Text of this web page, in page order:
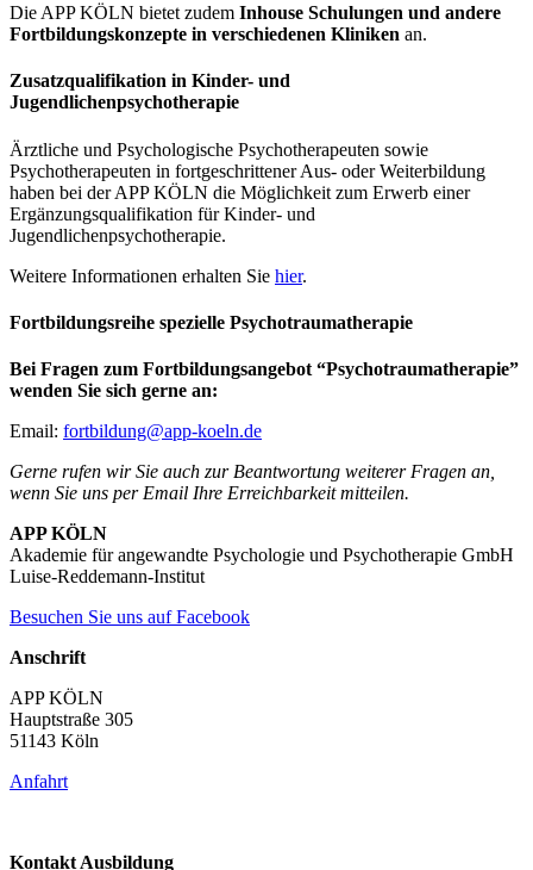
Die APP KÖLN bietet zudem Inhouse Schulungen und andere
Fortbildungskonzepte in verschiedenen Kliniken an.
Zusatzqualifikation in Kinder- und
Jugendlichenpsychotherapie
Ärztliche und Psychologische Psychotherapeuten sowie
Psychotherapeuten in fortgeschrittener Aus- oder Weiterbildung
haben bei der APP KÖLN die Möglichkeit zum Erwerb einer
Ergänzungsqualifikation für Kinder- und
Jugendlichenpsychotherapie.
Weitere Informationen erhalten Sie hier.
Fortbildungsreihe spezielle Psychotraumatherapie
Bei Fragen zum Fortbildungsangebot “Psychotraumatherapie”
wenden Sie sich gerne an:
Email: fortbildung@app-koeln.de
Gerne rufen wir Sie auch zur Beantwortung weiterer Fragen an,
wenn Sie uns per Email Ihre Erreichbarkeit mitteilen.
APP KÖLN
Akademie für angewandte Psychologie und Psychotherapie GmbH
Luise-Reddemann-Institut
Besuchen Sie uns auf Facebook
Anschrift
APP KÖLN
Hauptstraße 305
51143 Köln
Anfahrt
Kontakt Ausbildung